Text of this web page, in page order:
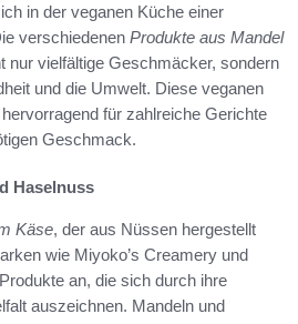
in der veganen Küche einer
verschiedenen Produkte aus Mandel
nur vielfältige Geschmäcker, sondern
und die Umwelt. Diese veganen
für zahlreiche Gerichte
Geschmack.
Haselnuss
Käse, der aus Nüssen hergestellt
wie Miyoko’s Creamery und
an, die sich durch ihre
auszeichnen. Mandeln und